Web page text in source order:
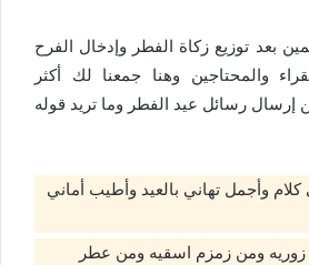
بعد توزيع زكاة الفطر وإدخال الفرح
والمحتاجين وهنا جمعنا لك أكثر
إرسال رسائل عيد الفطر وما تريد قوله
وأجمل تهاني بالعيد وأطيب أماني
زوريه ومن زمزم اسقيه ومن عطر